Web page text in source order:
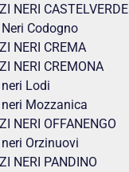
NERI CASTELVERDE
Codogno
NERI CREMA
NERI CREMONA
Lodi
Mozzanica
NERI OFFANENGO
Orzinuovi
NERI PANDINO